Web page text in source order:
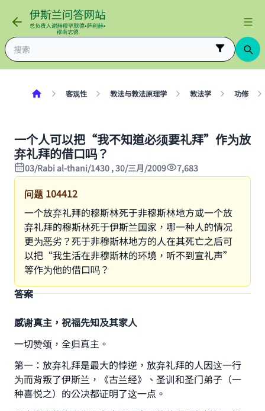
客观性 教法与教法原理学 教法学 功修
一个人可以把“我不知道必须要礼拜”作为放
弃礼拜的借口吗？
03/Rabi al-thani/1430 , 30/三月/2009 7,683
问题 104412
一个放弃礼拜的穆斯林死于非穆斯林地方或一个放
弃礼拜的穆斯林死于伊斯兰国家，哪一种人的情况
更为恶劣？死于非穆斯林地方的人在其死亡之后可
以把“我生活在非穆斯林的环境，听不到宣礼声”
等作为他的借口吗？
答案
感谢真主，祝福先知及其家人
一切赞颂，全归真主。
第一：放弃礼拜是最大的悖逆，放弃礼拜的人因这一行
为而背叛了伊斯兰，《古兰经》、圣训和圣门弟子（一
种喜悦之）的公决都证明了这一点。